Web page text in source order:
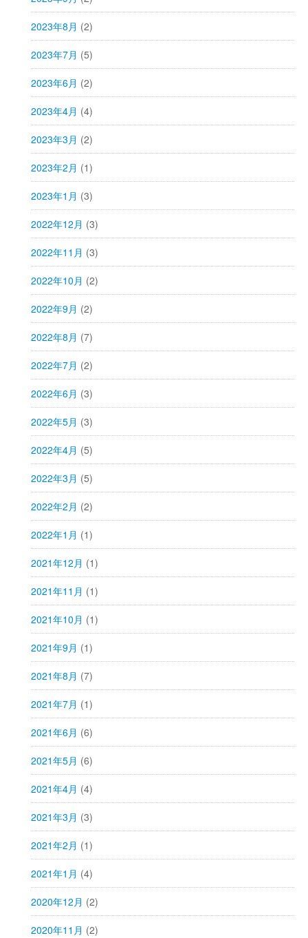
2023年8月 (2)
2023年7月 (5)
2023年6月 (2)
2023年4月 (4)
2023年3月 (2)
2023年2月 (1)
2023年1月 (3)
2022年12月 (3)
2022年11月 (3)
2022年10月 (2)
2022年9月 (2)
2022年8月 (7)
2022年7月 (2)
2022年6月 (3)
2022年5月 (3)
2022年4月 (5)
2022年3月 (5)
2022年2月 (2)
2022年1月 (1)
2021年12月 (1)
2021年11月 (1)
2021年10月 (1)
2021年9月 (1)
2021年8月 (7)
2021年7月 (1)
2021年6月 (6)
2021年5月 (6)
2021年4月 (4)
2021年3月 (3)
2021年2月 (1)
2021年1月 (4)
2020年12月 (2)
2020年11月 (2)